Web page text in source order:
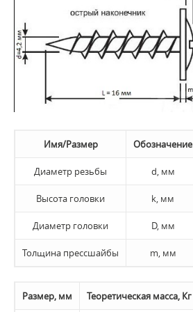
Имя/Размер Обозначение
Диаметр резьбы d, мм
Высота головки k, мм
Диаметр головки D, мм
Толщина прессшайбы m, мм
Размер, мм Теоретическая масса, Кг